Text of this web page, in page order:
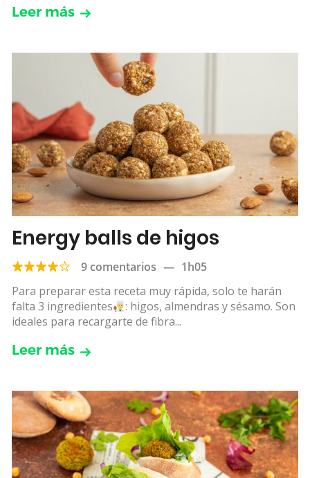
Leer más
Energy balls de higos
9 comentarios — 1h05
Para preparar esta receta muy rápida, solo te harán
falta 3 ingredientes
: higos, almendras y sésamo. Son
ideales para recargarte de fibra...
Leer más